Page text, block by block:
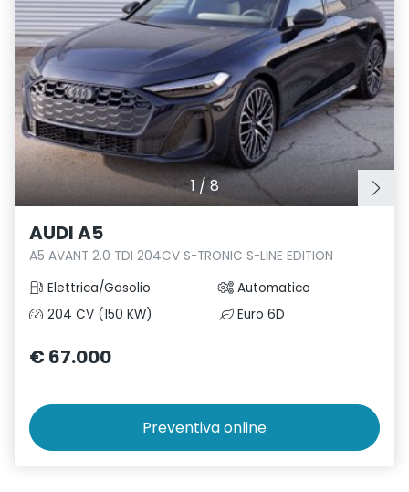
1 /8
AUDI A5
A5 AVANT 2.0 TDI 204CV S-TRONIC S-LINE EDITION
Elettrica/Gasolio
Automatico
204 CV (150 KW)
Euro 6D
€ 67.000
Preventivaonline